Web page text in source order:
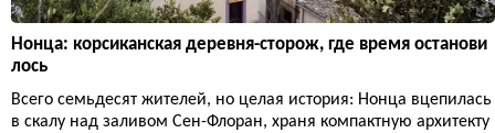
Нонца: корсиканская деревня-сторож, где время останови
лось
Всего семьдесят жителей, но целая история: Нонца вцепилась
в скалу над заливом Сен-Флоран, храня компактную архитекту